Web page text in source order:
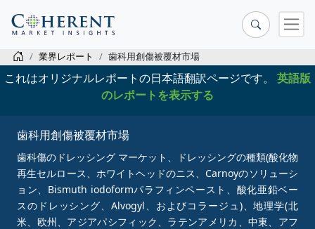
業界レポート 歯科用創傷被覆材市場
これはオリジナルレポートの日本語翻訳ページです。 英語版
のレポートを表示する
歯科用創傷被覆材市場
歯科傷のドレッシング マーケット、ドレッシングの種類(酸化物
再生セルロース、ホワイトヘッドのニス、Carnoyのソリューシ
ョン、Bismuth iodoformパラフィンペースト、酸化亜鉛ベー
スのドレッシング、Alvogyl、およびコラージュ)、地理学(北
米、欧州、アジアパシフィック、ラテンアメリカ、中東、アフ